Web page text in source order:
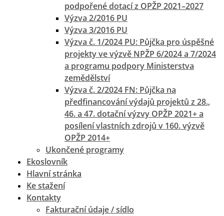
podpořené dotací z OPŽP 2021–2027
Výzva 2/2016 PU
Výzva 3/2016 PU
Výzva č. 1/2024 PU: Půjčka pro úspěšné
projekty ve výzvě NPŽP 6/2024 a 7/2024
a programu podpory Ministerstva
zemědělství
Výzva č. 2/2024 FN: Půjčka na
předfinancování výdajů projektů z 28.,
46. a 47. dotační výzvy OPŽP 2021+ a
posílení vlastních zdrojů v 160. výzvě
OPŽP 2014+
Ukončené programy
Ekoslovník
Hlavní stránka
Ke stažení
Kontakty
Fakturační údaje / sídlo